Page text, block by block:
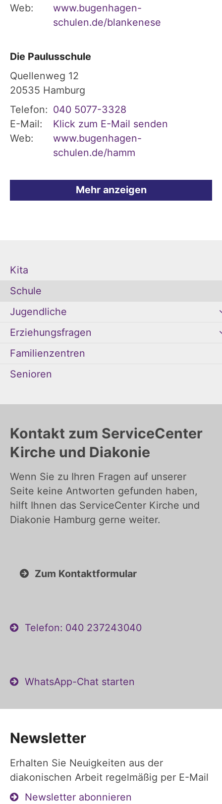
Web:
www.bugenhagen-
schulen.de/blankenese
Die Paulusschule
Quellenweg 12
20535 Hamburg
Telefon: 040 5077-3328
E-Mail:
Klick zum E-Mail senden
Web:
www.bugenhagen-
schulen.de/hamm
Mehr anzeigen
Kita
Schule
Jugendliche
Erziehungsfragen
Familienzentren
Senioren
Kontakt zum ServiceCenter
Kirche und Diakonie
Wenn Sie zu Ihren Fragen auf unserer
Seite keine Antworten gefunden haben,
hilft Ihnen das ServiceCenter Kirche und
Diakonie Hamburg gerne weiter.
Zum Kontaktformular
Telefon: 040 237243040
WhatsApp-Chat starten
Newsletter
Erhalten Sie Neuigkeiten aus der
diakonischen Arbeit regelmäßig per E-Mail
Newsletter abonnieren